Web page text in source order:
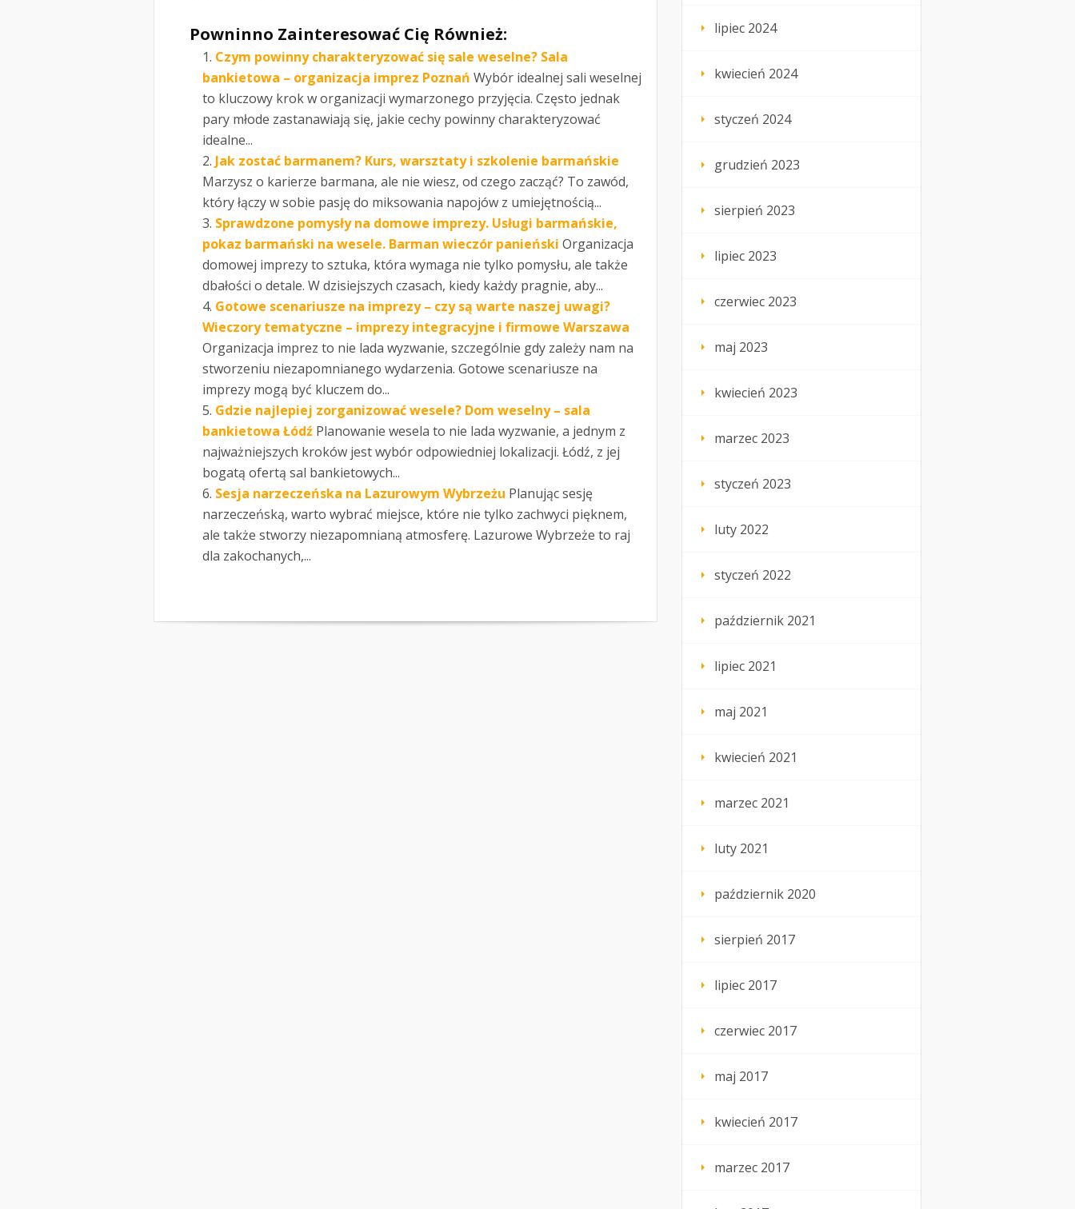
Powninno Zainteresować Cię Również:
Czym powinny charakteryzować się sale weselne? Sala
bankietowa – organizacja imprez Poznań Wybór idealnej sali weselnej
to kluczowy krok w organizacji wymarzonego przyjęcia. Często jednak
pary młode zastanawiają się, jakie cechy powinny charakteryzować
idealne...
Jak zostać barmanem? Kurs, warsztaty i szkolenie barmańskie
Marzysz o karierze barmana, ale nie wiesz, od czego zacząć? To zawód,
który łączy w sobie pasję do miksowania napojów z umiejętnością...
Sprawdzone pomysły na domowe imprezy. Usługi barmańskie,
pokaz barmański na wesele. Barman wieczór panieński Organizacja
domowej imprezy to sztuka, która wymaga nie tylko pomysłu, ale także
dbałości o detale. W dzisiejszych czasach, kiedy każdy pragnie, aby...
Gotowe scenariusze na imprezy – czy są warte naszej uwagi?
Wieczory tematyczne – imprezy integracyjne i firmowe Warszawa
Organizacja imprez to nie lada wyzwanie, szczególnie gdy zależy nam na
stworzeniu niezapomnianego wydarzenia. Gotowe scenariusze na
imprezy mogą być kluczem do...
Gdzie najlepiej zorganizować wesele? Dom weselny – sala
bankietowa Łódź Planowanie wesela to nie lada wyzwanie, a jednym z
najważniejszych kroków jest wybór odpowiedniej lokalizacji. Łódź, z jej
bogatą ofertą sal bankietowych...
Sesja narzeczeńska na Lazurowym Wybrzeżu Planując sesję
narzeczeńską, warto wybrać miejsce, które nie tylko zachwyci pięknem,
ale także stworzy niezapomnianą atmosferę. Lazurowe Wybrzeże to raj
dla zakochanych,...
lipiec 2024
kwiecień 2024
styczeń 2024
grudzień 2023
sierpień 2023
lipiec 2023
czerwiec 2023
maj 2023
kwiecień 2023
marzec 2023
styczeń 2023
luty 2022
styczeń 2022
październik 2021
lipiec 2021
maj 2021
kwiecień 2021
marzec 2021
luty 2021
październik 2020
sierpień 2017
lipiec 2017
czerwiec 2017
maj 2017
kwiecień 2017
marzec 2017